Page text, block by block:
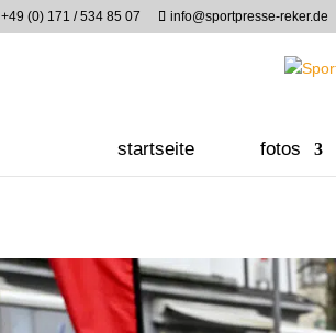
+49 (0) 171 / 534 85 07 info@sportpresse-reker.de
startseite fotos